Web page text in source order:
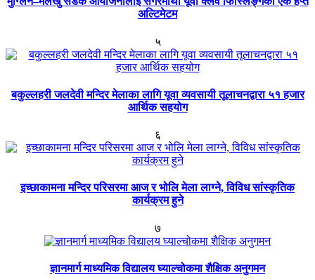
अल्टिमेटम
५
बकुल्लहरी जलदेवी मन्दिर मेलाका लागि यूवा व्यवसायी तूलाचनद्वारा ५१ हजार
आर्थिक सहयोग
६
इच्छाकामना मन्दिर परिसरमा आज र भोलि मेला लाग्ने, विविध सांस्कृतिक
कार्यक्रम हुने
७
ज्ञानमार्ग माध्यमिक विद्यालय घ्याल्चोकमा शैक्षिक अनुगमन